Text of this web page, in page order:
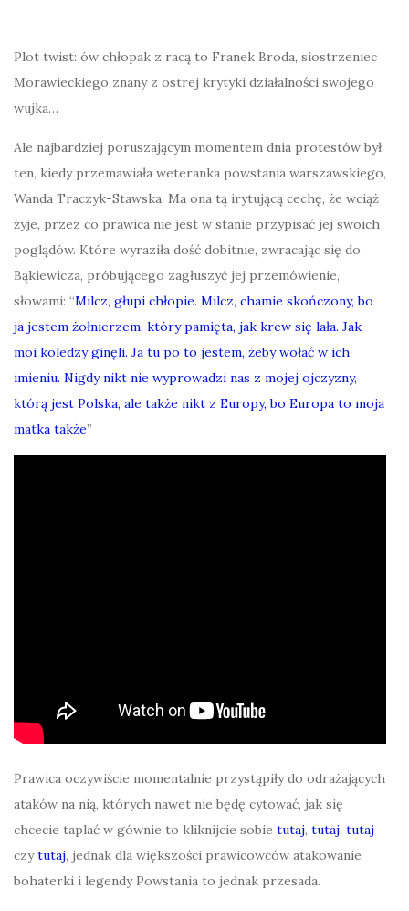
Plot twist: ów chłopak z racą to Franek Broda, siostrzeniec
Morawieckiego znany z ostrej krytyki działalności swojego
wujka…
Ale najbardziej poruszającym momentem dnia protestów był
ten, kiedy przemawiała weteranka powstania warszawskiego,
Wanda Traczyk-Stawska. Ma ona tą irytującą cechę, że wciąż
żyje, przez co prawica nie jest w stanie przypisać jej swoich
poglądów. Które wyraziła dość dobitnie, zwracając się do
Bąkiewicza, próbującego zagłuszyć jej przemówienie,
słowami: “Milcz, głupi chłopie. Milcz, chamie skończony, bo
ja jestem żołnierzem, który pamięta, jak krew się lała. Jak
moi koledzy ginęli. Ja tu po to jestem, żeby wołać w ich
imieniu. Nigdy nikt nie wyprowadzi nas z mojej ojczyzny,
którą jest Polska, ale także nikt z Europy, bo Europa to moja
matka także”
Prawica oczywiście momentalnie przystąpiły do odrażających
ataków na nią, których nawet nie będę cytować, jak się
chcecie taplać w gównie to kliknijcie sobie tutaj, tutaj, tutaj
czytutaj, jednak dla większości prawicowców atakowanie
bohaterki i legendy Powstania to jednak przesada.